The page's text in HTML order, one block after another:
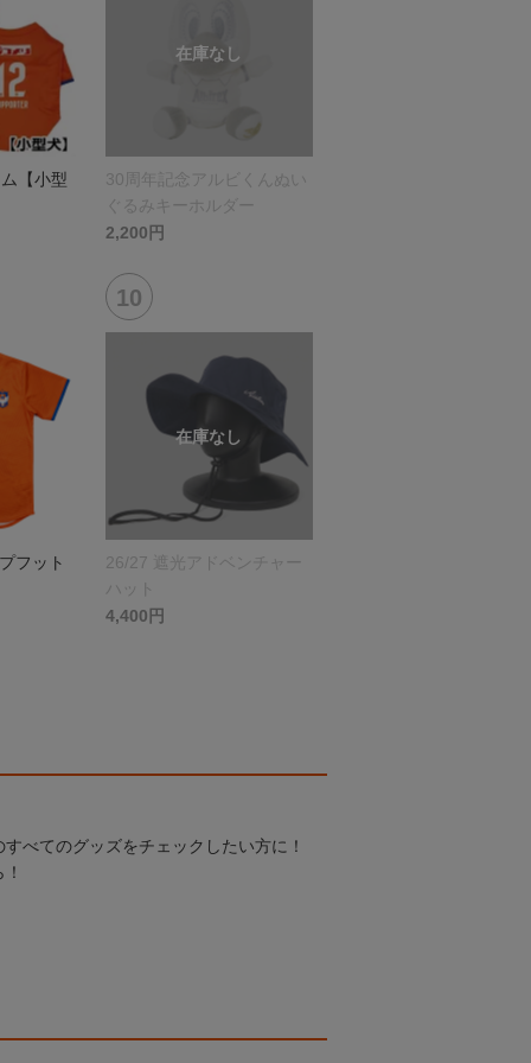
【小型
30周年記念アルビくんぬい
ぐるみキーホルダー
2,200円
フット
26/27 遮光アドベンチャー
ハット
4,400円
べてのグッズをチェックしたい方に！